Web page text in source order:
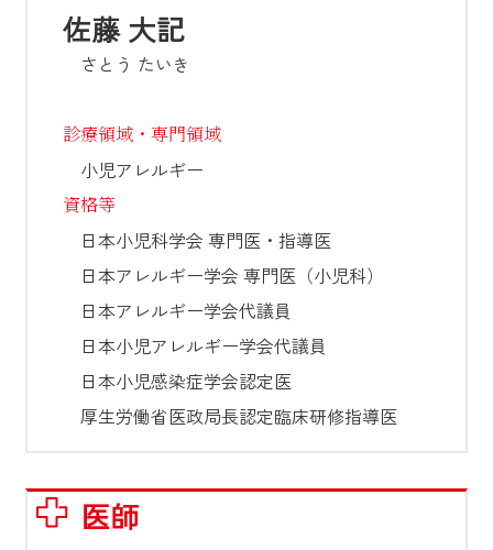
佐藤 大記
さとう たいき
診療領域・専門領域
小児アレルギー
資格等
日本小児科学会 専門医・指導医
日本アレルギー学会 専門医（小児科）
日本アレルギー学会代議員
日本小児アレルギー学会代議員
日本小児感染症学会認定医
厚生労働省医政局長認定臨床研修指導医
医師